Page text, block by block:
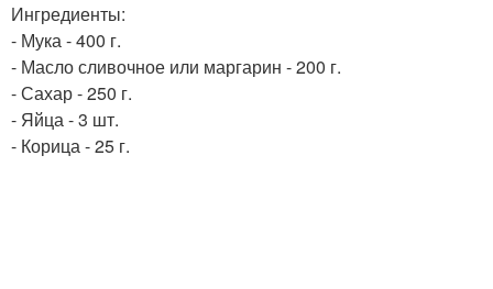
Ингредиенты:
- Мука - 400 г.
- Масло сливочное или маргарин - 200 г.
- Сахар - 250 г.
- Яйца - 3 шт.
- Корица - 25 г.